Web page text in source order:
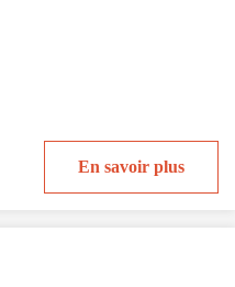
En savoir plus